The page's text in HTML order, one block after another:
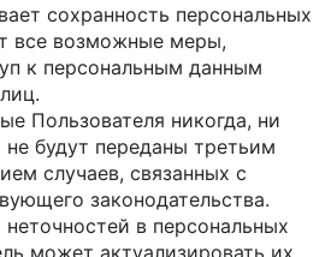
сохранность персональных
все возможные меры,
к персональным данным
Пользователя никогда, ни
не будут переданы третьим
случаев, связанных с
законодательства.
в персональных
может актуализировать их